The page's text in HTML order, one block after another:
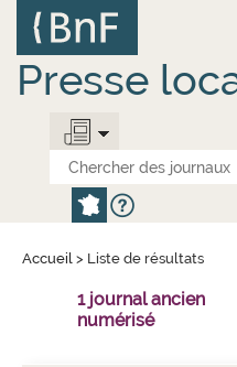
contenu
principal
Presse
Accueil > Liste de résultats
1 journal ancien
numérisé
Panneau de gestion des cookies